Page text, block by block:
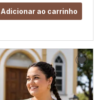
Adicionar ao carrinho